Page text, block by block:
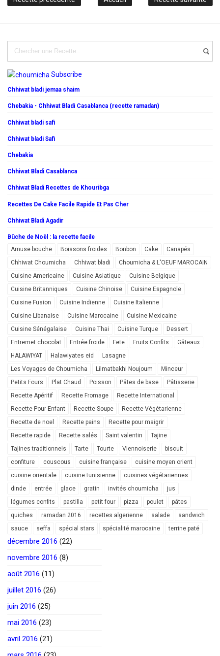
Subscribe
Chhiwat bladi jemaa shaim
Chebakia - Chhiwat Bladi Casablanca (recette ramadan)
Chhiwat bladi safi
Chhiwat bladi Safi
Chebakia
Chhiwat Bladi Casablanca
Chhiwat Bladi Recettes de Khouribga
Recettes De Cake Facile Rapide Et Pas Cher
Chhiwat Bladi Agadir
Bûche de Noël : la recette facile
Amuse bouche
Boissons froides Bonbon Cake
Canapés
Chhiwat Choumicha
Chhiwat bladi
Choumicha & L'OEUF MAROCAIN
Cuisine Americaine
Cuisine Asiatique
Cuisine Belgique
Cuisine Britanniques
Cuisine Chinoise
Cuisine Espagnole
Cuisine Fusion
Cuisine Indienne
Cuisine Italienne
Cuisine Libanaise
Cuisine Marocaine
Cuisine Mexicaine
Cuisine Sénégalaise
Cuisine Thai Cuisine Turque
Dessert
Entremet chocolat
Entrée froide Fete Fruits Confits
Gâteaux
HALAWIYAT
Halawiyates eid
Lasagne
Les Voyages de Choumicha
Lilmatbakhi Noujoum
Minceur
Petits Fours
Plat Chaud Poisson Pâtes de base
Pâtisserie
Recette Apéritif
Recette Fromage
Recette International
Recette Pour Enfant
Recette Soupe
Recette Végétarienne
Recette de noel
Recette pains
Recette pour maigrir
Recette rapide
Recette salés Saint valentin
Tajine
Tajines traditionnels
Tarte Tourte Viennoiserie
biscuit
confiture
couscous cuisine française
cuisine moyen orient
cuisine orientale
cuisine tunisienne
cuisines végétariennes
dinde
entrée glace gratin invités choumicha
jus
légumes confits
pastilla petit four pizza poulet
pâtes
quiches
ramadan 2016 recettes algerienne salade
sandwich
sauce
seffa spécial stars spécialité marocaine terrine paté
décembre 2016 (22)
novembre 2016 (8)
août 2016 (11)
juillet 2016 (26)
juin 2016 (25)
mai 2016 (23)
avril 2016 (21)